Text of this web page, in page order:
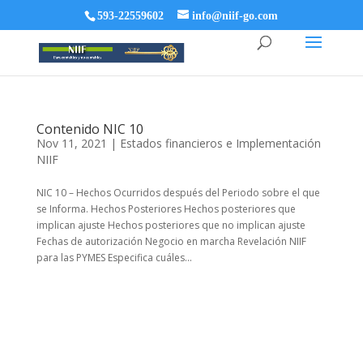
593-22559602 info@niif-go.com
Contenido NIC 10
Nov 11, 2021 | Estados financieros e Implementación
NIIF
NIC 10 – Hechos Ocurridos después del Periodo sobre el que
se Informa. Hechos Posteriores Hechos posteriores que
implican ajuste Hechos posteriores que no implican ajuste
Fechas de autorización Negocio en marcha Revelación NIIF
para las PYMES Especifica cuáles...